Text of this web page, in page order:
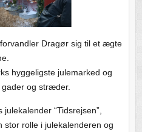
Dragør sig til et ægte
hyggeligste julemarked og
og stræder.
“Tidsrejsen”,
stor rolle i julekalenderen og